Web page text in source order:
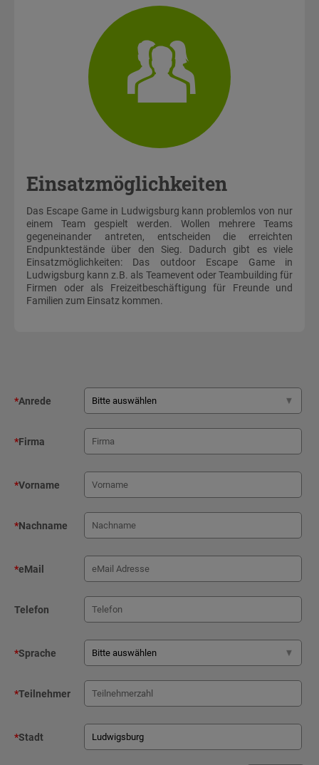
Einsatzmöglichkeiten
Das Escape Game in Ludwigsburg kann problemlos von nur
einem Team gespielt werden. Wollen mehrere Teams
gegeneinander antreten, entscheiden die erreichten
Endpunktestände über den Sieg. Dadurch gibt es viele
Einsatzmöglichkeiten: Das outdoor Escape Game in
Ludwigsburg kann z.B. als Teamevent oder Teambuilding für
Firmen oder als Freizeitbeschäftigung für Freunde und
Familien zum Einsatz kommen.
*Anrede
*Firma
*Vorname
*Nachname
*eMail
Telefon
*Sprache
*Teilnehmer
*Stadt